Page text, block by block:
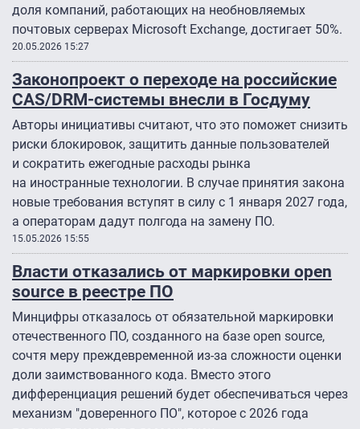
доля компаний, работающих на необновляемых
почтовых серверах Microsoft Exchange, достигает 50%.
20.05.2026 15:27
Законопроект о переходе на российские
CAS/DRM-системы внесли в Госдуму
Авторы инициативы считают, что это поможет снизить
риски блокировок, защитить данные пользователей
и сократить ежегодные расходы рынка
на иностранные технологии. В случае принятия закона
новые требования вступят в силу с 1 января 2027 года,
а операторам дадут полгода на замену ПО.
15.05.2026 15:55
Власти отказались от маркировки open
source в реестре ПО
Минцифры отказалось от обязательной маркировки
отечественного ПО, созданного на базе open source,
сочтя меру преждевременной из-за сложности оценки
доли заимствованного кода. Вместо этого
дифференциация решений будет обеспечиваться через
механизм "доверенного ПО", которое с 2026 года